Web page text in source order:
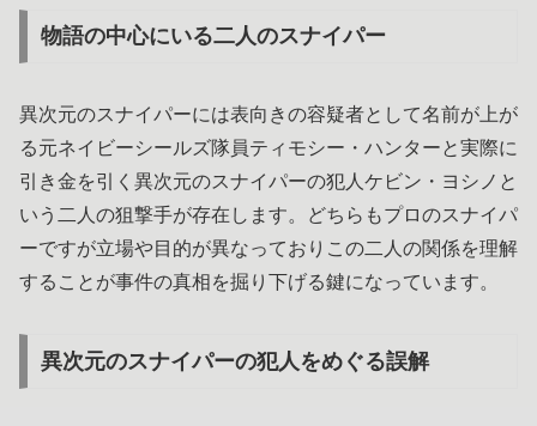
物語の中心にいる二人のスナイパー
異次元のスナイパーには表向きの容疑者として名前が上が
る元ネイビーシールズ隊員ティモシー・ハンターと実際に
引き金を引く異次元のスナイパーの犯人ケビン・ヨシノと
いう二人の狙撃手が存在します。どちらもプロのスナイパ
ーですが立場や目的が異なっておりこの二人の関係を理解
することが事件の真相を掘り下げる鍵になっています。
異次元のスナイパーの犯人をめぐる誤解